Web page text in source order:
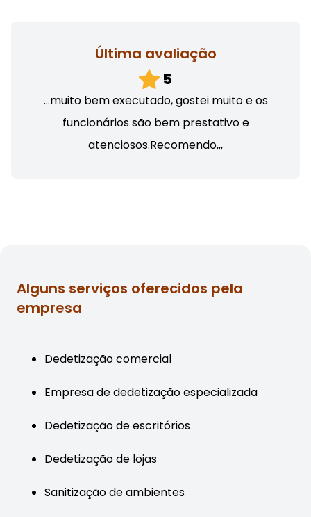
Última avaliação
5
…muito bem executado, gostei muito e os
funcionários são bem prestativo e
atenciosos.Recomendo,,,
Alguns serviços oferecidos pela
empresa
Dedetização comercial
Empresa de dedetização especializada
Dedetização de escritórios
Dedetização de lojas
Sanitização de ambientes